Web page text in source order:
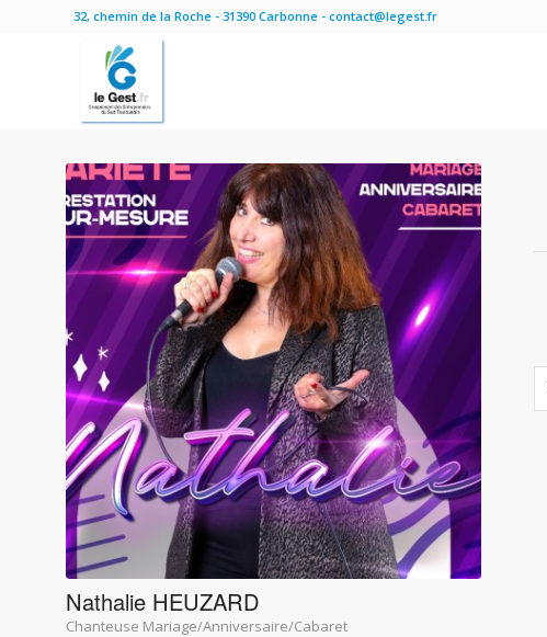
32, chemin de la Roche - 31390 Carbonne - contact@legest.fr
Nathalie HEUZARD
Chanteuse Mariage/Anniversaire/Cabaret